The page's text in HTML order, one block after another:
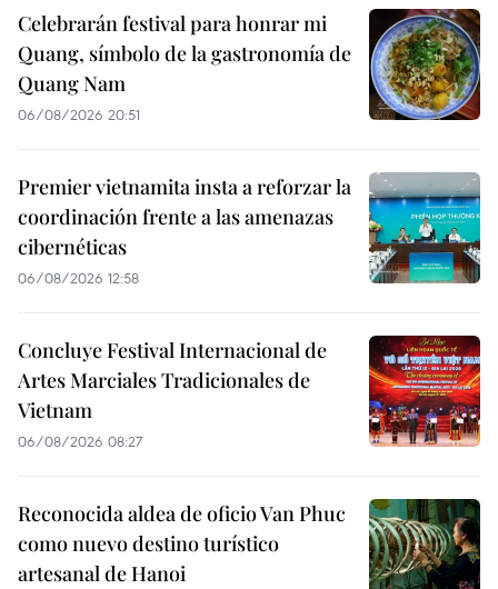
Celebrarán festival para honrar mi
Quang, símbolo de la gastronomía de
Quang Nam
06/08/2026 20:51
Premier vietnamita insta a reforzar la
coordinación frente a las amenazas
cibernéticas
06/08/2026 12:58
Concluye Festival Internacional de
Artes Marciales Tradicionales de
Vietnam
06/08/2026 08:27
Reconocida aldea de oficio Van Phuc
como nuevo destino turístico
artesanal de Hanoi